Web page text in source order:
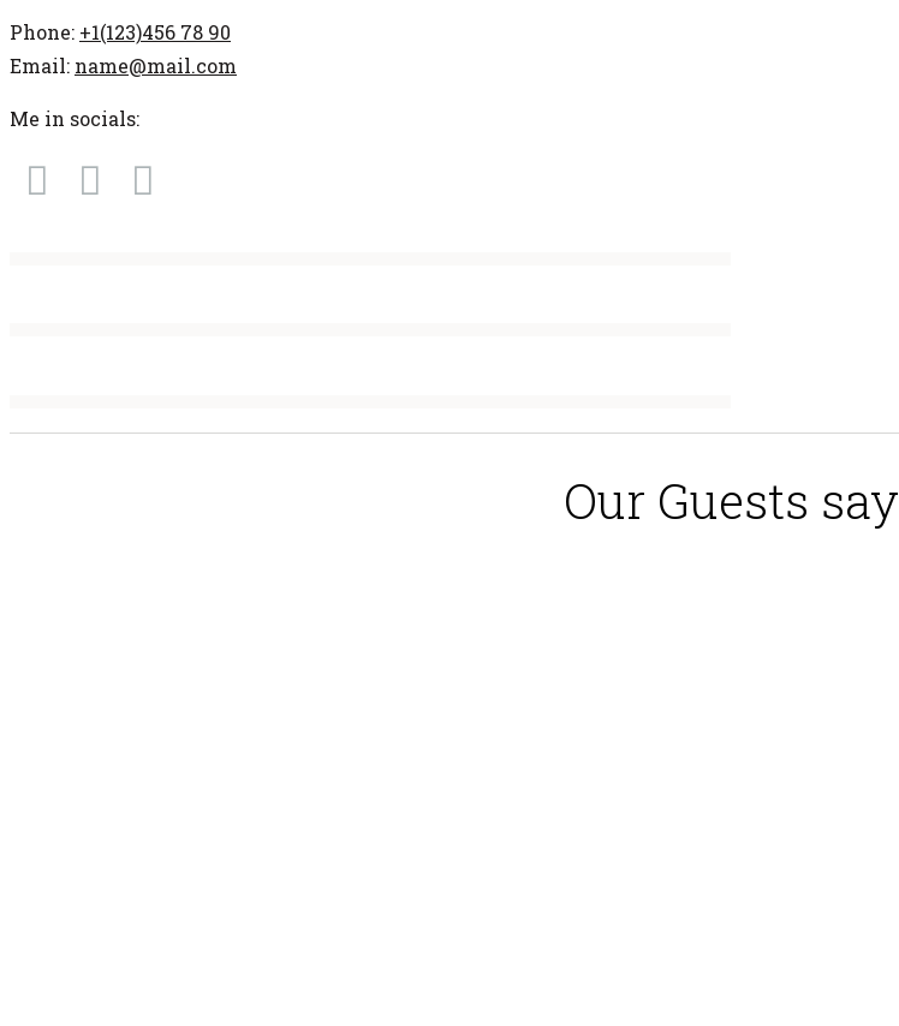
Phone: +1(123)456 78 90
Email: name@mail.com
Me in socials:
Our Guests say